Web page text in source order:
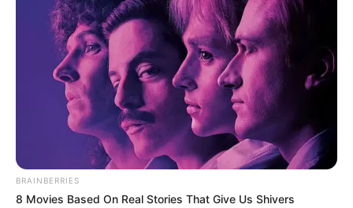
Encadernação Artesanal
Filtro dos Sonhos
Lembrancinhas de Casamento
Mosaico
BRAINBERRIES
8 Movies Based On Real Stories That Give Us Shivers